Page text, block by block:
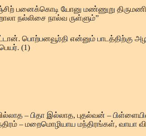
பனைக்கொடி யோனு மண்ணுறு திருமணி
நல்லிசை நால்வ ருள்ளும்”
பொற்பனவூர்தி என்னும்
(1)
– பிதா இல்லாத, புதல்வன் –
– மறைமொழியாய மந்திரங்கள், வாயா